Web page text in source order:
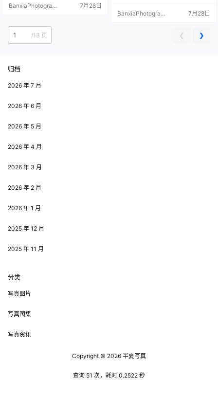
BanxiaPhotograp
7月28日
BanxiaPhotograp
7月28日
/13 页 ❮ ❯
归档
2026 年 7 月
2026 年 6 月
2026 年 5 月
2026 年 4 月
2026 年 3 月
2026 年 2 月
2026 年 1 月
2025 年 12 月
2025 年 11 月
分类
写真图片
写真图集
写真资讯
Copyright © 2026 半夏写真
查询 51 次，耗时 0.2522 秒